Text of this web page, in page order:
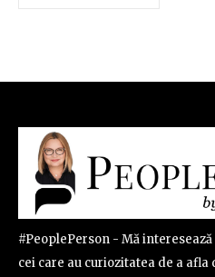
#PeoplePerson - Mă
cei care au curiozitatea de a